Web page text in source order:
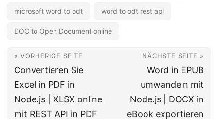
microsoft word to odt word to odt rest api
DOC to Open Document online
« VORHERIGE SEITE
Convertieren Sie
Excel in PDF in
Node.js | XLSX online
mit REST API in PDF
NÄCHSTE SEITE »
Word in EPUB
umwandeln mit
Node.js | DOCX in
eBook exportieren